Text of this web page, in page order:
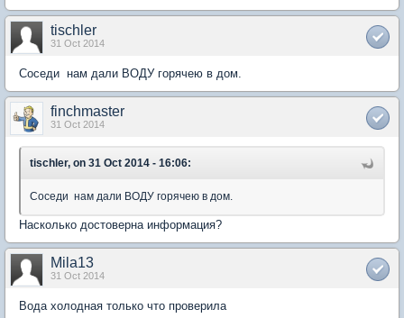
tischler
31 Oct 2014
Соседи нам дали ВОДУ горячею в дом.
finchmaster
31 Oct 2014
tischler, on 31 Oct 2014 - 16:06:
Соседи нам дали ВОДУ горячею в дом.
Насколько достоверна информация?
Mila13
31 Oct 2014
Вода холодная только что проверила